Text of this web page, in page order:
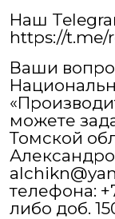
Наш
https://t.me/
Ваши
можете
Томской
телефона:
либо доб.